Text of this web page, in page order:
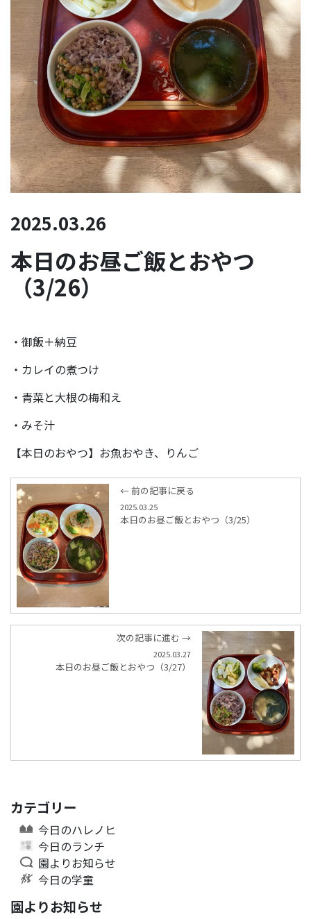
2025.03.26
本日のお昼ご飯とおやつ
（3/26）
・御飯＋納豆
・カレイの煮つけ
・青菜と大根の梅和え
・みそ汁
【本日のおやつ】お魚おやき、りんご
← 前の記事に戻る
2025.03.25
本日のお昼ご飯とおやつ（3/25）
次の記事に進む →
2025.03.27
本日のお昼ご飯とおやつ（3/27）
カテゴリー
今日のハレノヒ
今日のランチ
園よりお知らせ
今日の学童
園よりお知らせ